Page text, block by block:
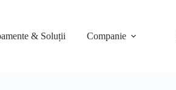
& Soluții
Companie